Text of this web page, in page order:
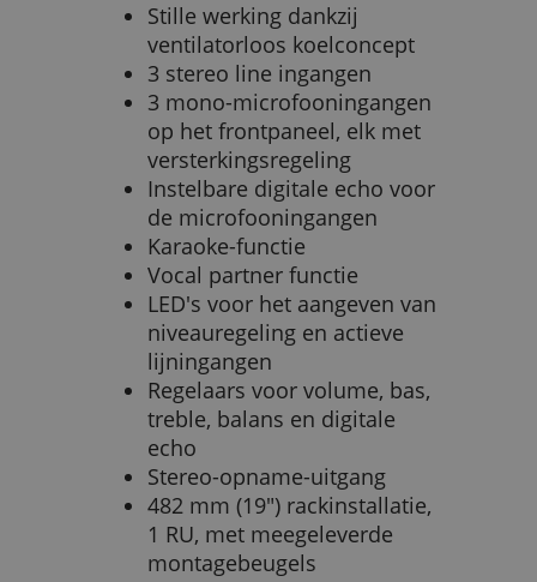
Stille werking dankzij
ventilatorloos koelconcept
3 stereo line ingangen
3 mono-microfooningangen
op het frontpaneel, elk met
versterkingsregeling
Instelbare digitale echo voor
de microfooningangen
Karaoke-functie
Vocal partner functie
LED's voor het aangeven van
niveauregeling en actieve
lijningangen
Regelaars voor volume, bas,
treble, balans en digitale
echo
Stereo-opname-uitgang
482 mm (19") rackinstallatie,
1 RU, met meegeleverde
montagebeugels